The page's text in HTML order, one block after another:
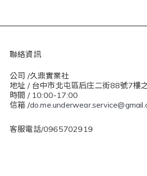
聯絡資訊
公司 /久鼎實業社
地址 / 台中市北屯區后庄二街88號7樓
時間 / 10:00-17:00
信箱 /
客服電話/0965702919